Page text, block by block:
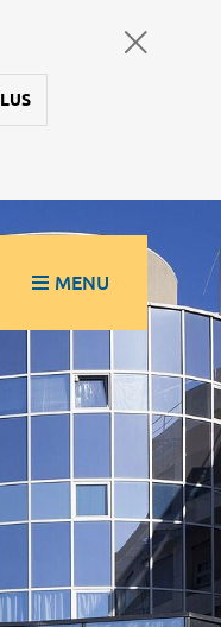
MENU